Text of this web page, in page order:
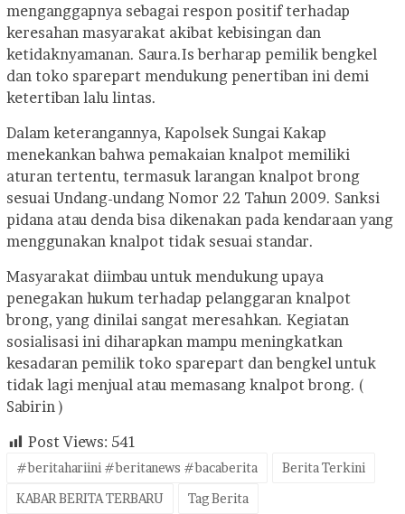
menganggapnya sebagai respon positif terhadap
keresahan masyarakat akibat kebisingan dan
ketidaknyamanan. Saura.Is berharap pemilik bengkel
dan toko sparepart mendukung penertiban ini demi
ketertiban lalu lintas.
Dalam keterangannya, Kapolsek Sungai Kakap
menekankan bahwa pemakaian knalpot memiliki
aturan tertentu, termasuk larangan knalpot brong
sesuai Undang-undang Nomor 22 Tahun 2009. Sanksi
pidana atau denda bisa dikenakan pada kendaraan yang
menggunakan knalpot tidak sesuai standar.
Masyarakat diimbau untuk mendukung upaya
penegakan hukum terhadap pelanggaran knalpot
brong, yang dinilai sangat meresahkan. Kegiatan
sosialisasi ini diharapkan mampu meningkatkan
kesadaran pemilik toko sparepart dan bengkel untuk
tidak lagi menjual atau memasang knalpot brong. (
Sabirin )
Post Views: 541
#beritahariini #beritanews #bacaberita
Berita Terkini
KABAR BERITA TERBARU
Tag Berita